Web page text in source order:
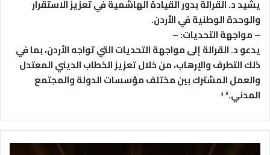
يشيد د. القرالة بدور القيادة الهاشمية في تعزيز الاستقرار
والوحدة الوطنية في الأردن.
– مواجهة التحديات: –
يدعو د. القرالة إلى مواجهة التحديات التي تواجه الأردن، بما في
ذلك التطرف والإرهاب، من خلال تعزيز الخطاب الديني المعتدل
والعمل المشترك بين مختلف مؤسسات الدولة والمجتمع
المدني.³ ⁴